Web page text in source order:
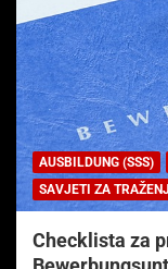
AUSBILDUNG (SSS)
SAVJETI ZA
Checklista za